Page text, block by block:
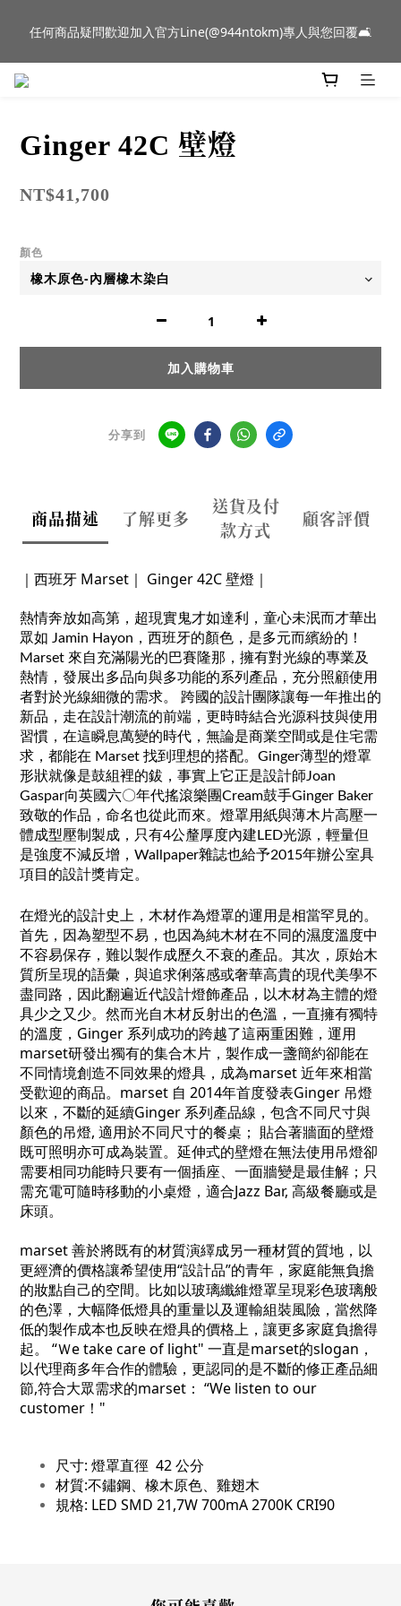
群門市展示中✨
任何商品疑問歡迎加入官方Line(@944ntokm)專人與您回覆🛋️
新品到貨｜日本燈具品牌 Ambientec 年度新品 Barcarolle 臺中樂
Ginger 42C 壁燈
NT$41,700
顏色
加入購物車
分享到
商品描述 了解更多
送貨及付
款方式
顧客評價
｜西班牙 Marset｜ Ginger 42C 壁燈｜
熱情奔放如高第，超現實鬼才如達利，童心未泯而才華出
眾如 Jamin Hayon，西班牙的顏色，是多元而繽紛的！
Marset 來自充滿陽光的巴賽隆那，擁有對光線的專業及
熱情，發展出多品向與多功能的系列產品，充分照顧使用
者對於光線細微的需求。 跨國的設計團隊讓每一年推出的
新品，走在設計潮流的前端，更時時結合光源科技與使用
習慣，在這瞬息萬變的時代，無論是商業空間或是住宅需
求，都能在 Marset 找到理想的搭配。Ginger薄型的燈罩
形狀就像是鼓組裡的鈸，事實上它正是設計師Joan
Gaspar向英國六〇年代搖滾樂團Cream鼓手Ginger Baker
致敬的作品，命名也從此而來。燈罩用紙與薄木片高壓一
體成型壓制製成，只有4公釐厚度內建LED光源，輕量但
是強度不減反增，Wallpaper雜誌也給予2015年辦公室具
項目的設計獎肯定。
在燈光的設計史上，木材作為燈罩的運用是相當罕見的。
首先，因為塑型不易，也因為純木材在不同的濕度溫度中
不容易保存，難以製作成歷久不衰的產品。其次，原始木
質所呈現的語彙，與追求俐落感或奢華高貴的現代美學不
盡同路，因此翻遍近代設計燈飾產品，以木材為主體的燈
具少之又少。 然而光自木材反射出的色溫，一直擁有獨特
的溫度，Ginger 系列成功的跨越了這兩重困難，運用
marset研發出獨有的集合木片，製作成一盞簡約卻能在
不同情境創造不同效果的燈具，成為marset 近年來相當
受歡迎的商品。 marset 自 2014年首度發表Ginger 吊燈
以來，不斷的延續Ginger 系列產品線，包含不同尺寸與
顏色的吊燈, 適用於不同尺寸的餐桌； 貼合著牆面的壁燈
既可照明亦可成為裝置。延伸式的壁燈在無法使用吊燈卻
需要相同功能時只要有一個插座、一面牆變是最佳解；只
需充電可隨時移動的小桌燈，適合Jazz Bar, 高級餐廳或是
床頭。
marset 善於將既有的材質演繹成另一種材質的質地，以
更經濟的價格讓希望使用“設計品”的青年，家庭能無負擔
的妝點自己的空間。比如以玻璃纖維燈罩呈現彩色玻璃般
的色澤，大幅降低燈具的重量以及運輸組裝風險，當然降
低的製作成本也反映在燈具的價格上，讓更多家庭負擔得
起。 “Ｗe take care of light" 一直是marset的slogan，
以代理商多年合作的體驗，更認同的是不斷的修正產品細
節,符合大眾需求的marset： “We listen to our
customer！"
尺寸: 燈罩直徑 42 公分
材質:不鏽鋼、橡木原色、雞翅木
規格: LED SMD 21,7W 700mA 2700K CRI90